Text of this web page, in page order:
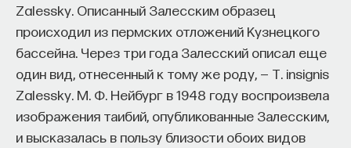
Zalessky. Описанный Залесским образец
происходил из пермских отложений Кузнецкого
бассейна. Через три года Залесский описал еще
один вид, отнесенный к тому же роду, — T. insignis
Zalessky. М. Ф. Нейбург в 1948 году воспроизвела
изображения таибий, опубликованные Залесским,
и высказалась в пользу близости обоих видов